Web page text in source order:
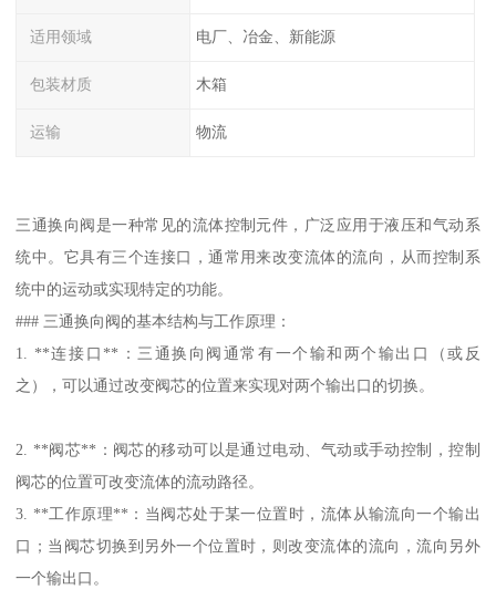
适用领域 电厂、冶金、新能源
包装材质 木箱
运输 物流
三通换向阀是一种常见的流体控制元件，广泛应用于液压和气动系
统中。它具有三个连接口，通常用来改变流体的流向，从而控制系
统中的运动或实现特定的功能。
### 三通换向阀的基本结构与工作原理：
1. **连接口**：三通换向阀通常有一个输和两个输出口（或反
之），可以通过改变阀芯的位置来实现对两个输出口的切换。
2. **阀芯**：阀芯的移动可以是通过电动、气动或手动控制，控制
阀芯的位置可改变流体的流动路径。
3. **工作原理**：当阀芯处于某一位置时，流体从输流向一个输出
口；当阀芯切换到另外一个位置时，则改变流体的流向，流向另外
一个输出口。